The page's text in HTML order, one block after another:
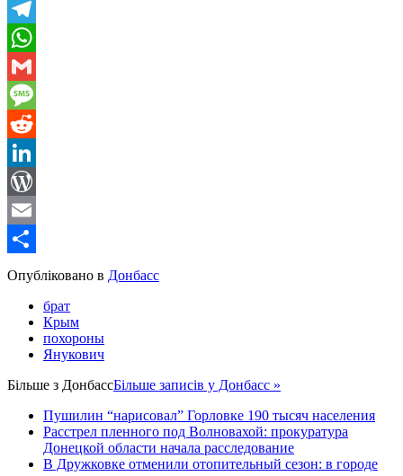
Viber
Telegram
WhatsApp
Gmail
Message
Reddit
LinkedIn
WordPress
Email
Share
Опубліковано в Донбасс
брат
Крым
похороны
Янукович
Більше з ДонбассБільше записів у Донбасс »
Пушилин “нарисовал” Горловке 190 тысяч населения
Расстрел пленного под Волновахой: прокуратура
Донецкой области начала расследование
В Дружковке отменили отопительный сезон: в городе